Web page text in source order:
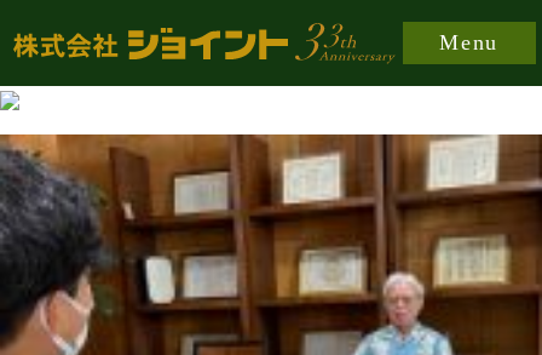
Menu
fancybox/fancybox/jquery.fancybox-1.3.8.min.css